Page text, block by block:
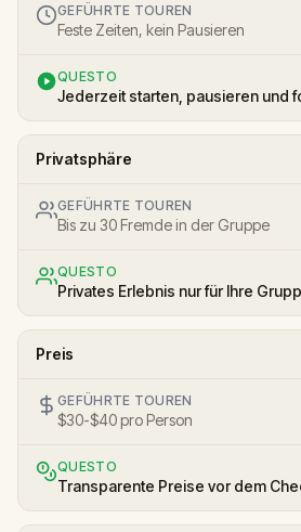
GEFÜHRTE TOUREN
Feste Zeiten, kein Pausieren
QUESTO
Jederzeit starten, pausieren und
Privatsphäre
GEFÜHRTE TOUREN
Bis zu 30 Fremde in der Gruppe
QUESTO
Privates Erlebnis nur für Ihre
Preis
GEFÜHRTE TOUREN
$30-$40 pro Person
QUESTO
Transparente Preise vor dem